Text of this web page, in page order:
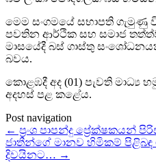
මෙම සංගමයේ සභාපති ගැමුණු
පවතින ආර්ථික සහ සමාජ
මාසයේදී බස් ගාස්තු
බවය.
කොළඹදී අද (01) පැවති
අදහස් පළ කළේය.
Post navigation
← ප්‍රංශ පාපන්දු ප්‍රේක්ෂකයන්
ජාතීන්ගේ මානව හිමිකම්
දිවයිනට… →